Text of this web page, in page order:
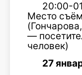
20:00-
Место
—
человек)
27